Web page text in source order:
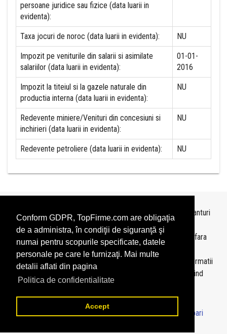
Conform GDPR, TopFirme.com are obligaţia
de a administra, în condiţii de siguranţă şi
numai pentru scopurile specificate, datele
personale pe care le furnizaţi. Mai multe
detalii aflati din pagina
Politica de confidentialitate
Accept
persoane juridice sau fizice (data luarii in
evidenta):
Taxa jocuri de noroc (data luarii in evidenta): NU
Impozit pe veniturile din salarii si asimilate
salariilor (data luarii in evidenta):
01-01-
2016
Impozit la titeiul si la gazele naturale din
productia interna (data luarii in evidenta):
NU
Redevente miniere/Venituri din concesiuni si
inchirieri (data luarii in evidenta):
NU
Redevente petroliere (data luarii in evidenta): NU
Topurile sunt realizate deTopFirme
pe baza ultimelor bilanturi
depuse si au scop informativ.
Este interzisa folosirea topurilor fara acordul TopFirme si fara
precizarea sursei.
Daca doriti sa achizitionati
topuri personalizate
sau informatii
despre agentii economici va rugam sa ne contactati folosind
sectiunea Contact
© 2026 - TopFirme -Termeni si conditii-Contact-Intrebari